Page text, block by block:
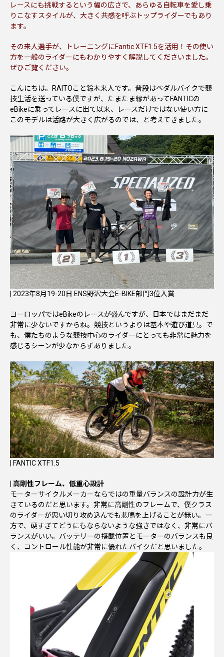
レースにも挑戦するという幅の広さで、あらゆる自転車を愛し乗
りこなすスタイルが、大きく共感を呼ぶトップライダーでもあり
ます。
その来人選手が、トレーニングにFantic XTF1.5を活用！その使い
方を一般のライダーにもわかりやすく解説してくださいました。
ぜひご覧ください。
こんにちは。RAITOこと鈴木来人です。普段はペダルバイクで競
技生活を送っている僕ですが、たまたま縁があってFANTICの
eBikeに乗ってレースに出て以来、レースだけではない使い方に
このモデルは活路が大きく広がるのでは、と考えてきました。
| 2023年8月19-20日 ENS野沢大会E-BIKE部門3位入賞
ヨーロッパではeBikeのレースが盛んですが、日本ではまだまだ
非常に少ないですからね。競技というよりは基本や遊び道具。で
も、僕たちのような競技中心のライダーにとっても非常に魅力を
感じるシーンが少なからずありました。
| FANTIC XTF1.5
| 高剛性フレーム、低重心設計
モーターサイクルメーカーならではの重量バランスの設計力が生
きているのだと思います。非常に高剛性のフレームで、僕クラス
のライダーが思い切り攻め込んでも悲鳴を上げることが無い。一
方で、硬すぎてどうにもならないような強さではなく、非常にバ
ランスがいい。バッテリーの搭載位置とモーターのバランスも良
く、コントロール性能が非常に優れたバイクだと思いました。